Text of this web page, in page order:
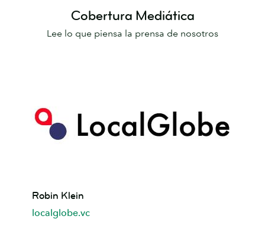
Cobertura Mediática
Lee lo que piensa la prensa de nosotros
Klein
Robin Klein
localglobe.vc